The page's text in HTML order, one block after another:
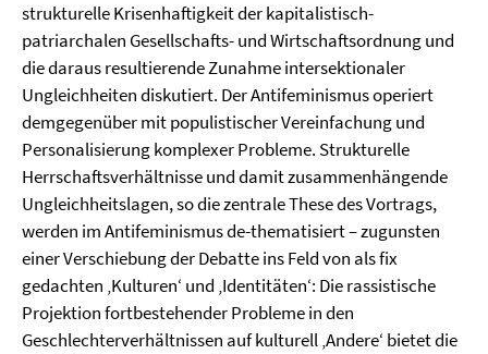
strukturelle Krisenhaftigkeit der kapitalistisch-
patriarchalen Gesellschafts- und Wirtschaftsordnung und
die daraus resultierende Zunahme intersektionaler
Ungleichheiten diskutiert. Der Antifeminismus operiert
demgegenüber mit populistischer Vereinfachung und
Personalisierung komplexer Probleme. Strukturelle
Herrschaftsverhältnisse und damit zusammenhängende
Ungleichheitslagen, so die zentrale These des Vortrags,
werden im Antifeminismus de-thematisiert – zugunsten
einer Verschiebung der Debatte ins Feld von als fix
gedachten ‚Kulturen‘ und ‚Identitäten‘: Die rassistische
Projektion fortbestehender Probleme in den
Geschlechterverhältnissen auf kulturell ‚Andere‘ bietet die